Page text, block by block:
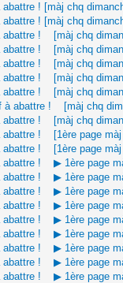
! [màj chq
! [màj chq
abattre ! [màj chq
abattre ! [màj chq
abattre ! [màj chq
abattre ! [màj chq
abattre ! [màj chq
à abattre ! [màj chq
abattre ! [màj chq
abattre ! [1ère page màj
abattre ! [1ère page màj
abattre ! ▶ 1ère page
abattre ! ▶ 1ère page
abattre ! ▶ 1ère page
abattre ! ▶ 1ère page
abattre ! ▶ 1ère page
abattre ! ▶ 1ère page
abattre ! ▶ 1ère page
abattre ! ▶ 1ère page
abattre ! ▶ 1ère page